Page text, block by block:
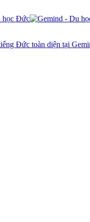
Đức toàn diện tại